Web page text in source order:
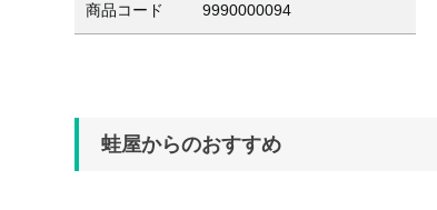
商品コード 9990000094
蛙屋からのおすすめ